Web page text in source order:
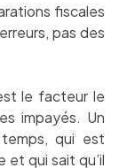
fiscales
pas des
le facteur le
impayés. Un
qui est
et qui sait qu’il